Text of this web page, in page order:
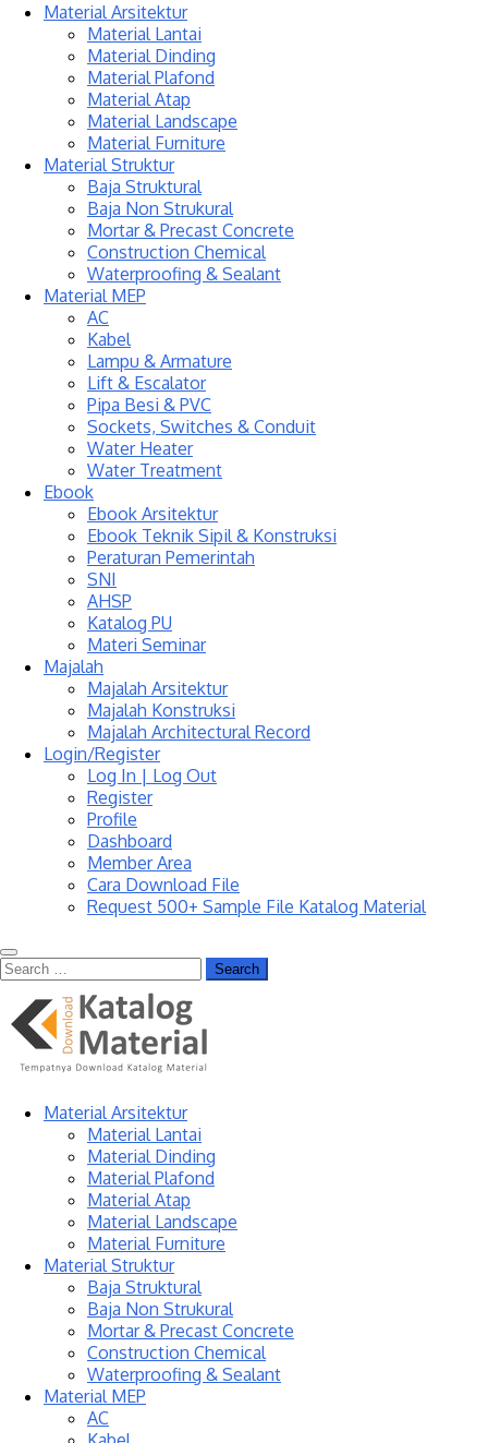
Material Arsitektur
Material Lantai
Material Dinding
Material Plafond
Material Atap
Material Landscape
Material Furniture
Material Struktur
Baja Struktural
Baja Non Strukural
Mortar & Precast Concrete
Construction Chemical
Waterproofing & Sealant
Material MEP
AC
Kabel
Lampu & Armature
Lift & Escalator
Pipa Besi & PVC
Sockets, Switches & Conduit
Water Heater
Water Treatment
Ebook
Ebook Arsitektur
Ebook Teknik Sipil & Konstruksi
Peraturan Pemerintah
SNI
AHSP
Katalog PU
Materi Seminar
Majalah
Majalah Arsitektur
Majalah Konstruksi
Majalah Architectural Record
Login/Register
Log In | Log Out
Register
Profile
Dashboard
Member Area
Cara Download File
Request 500+ Sample File Katalog Material
Material Arsitektur
Material Lantai
Material Dinding
Material Plafond
Material Atap
Material Landscape
Material Furniture
Material Struktur
Baja Struktural
Baja Non Strukural
Mortar & Precast Concrete
Construction Chemical
Waterproofing & Sealant
Material MEP
AC